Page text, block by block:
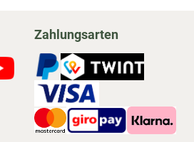
Zahlungsarten